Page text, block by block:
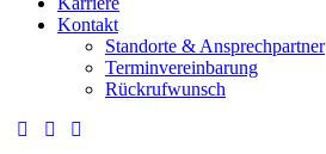
Kontakt
Standorte & Ansprechpartner
Terminvereinbarung
Rückrufwunsch